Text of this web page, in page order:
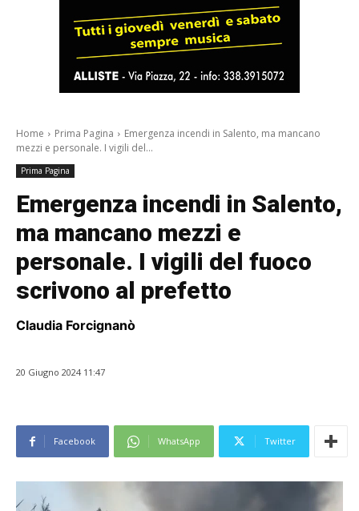
Home Prima Pagina
Emergenza incendi in Salento, ma mancano
mezzi e personale. I vigili del...
Prima Pagina
Emergenza incendi in Salento,
ma mancano mezzi e
personale. I vigili del fuoco
scrivono al prefetto
Claudia Forcignanò
20 Giugno 2024 11:47
Facebook WhatsApp Twitter